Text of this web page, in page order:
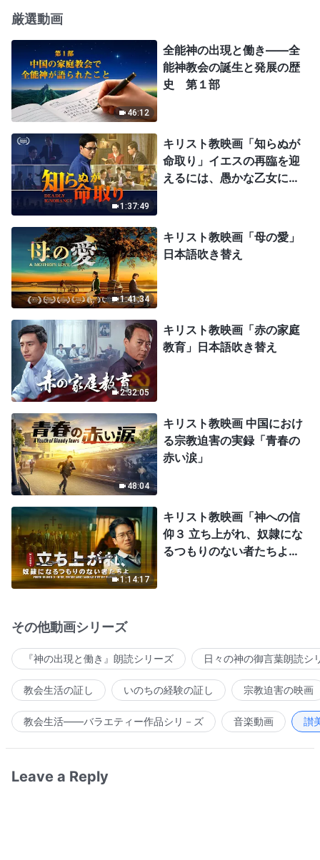
厳選動画
46:12
全能神の出現と働き——全
能神教会の誕生と発展の歴
史 第１部
1:37:49
キリスト教映画「知らぬが
命取り」イエスの再臨を迎
えるには、愚かな乙女にな
1:41:34
キリスト教映画「母の愛」
日本語吹き替え
2:32:05
キリスト教映画「赤の家庭
教育」日本語吹き替え
48:04
キリスト教映画 中国におけ
る宗教迫害の実録「青春の
赤い涙」
1:14:17
キリスト教映画「神への信
仰３ 立ち上がれ、奴隷にな
るつもりのない者たちよ」
その他動画シリーズ
『神の出現と働き』朗読シリーズ 日々の神の御言葉朗読シ
教会生活の証し いのちの経験の証し 宗教迫害の映画
教会生活――バラエティー作品シリ－ズ 音楽動画 讃
Leave a Reply